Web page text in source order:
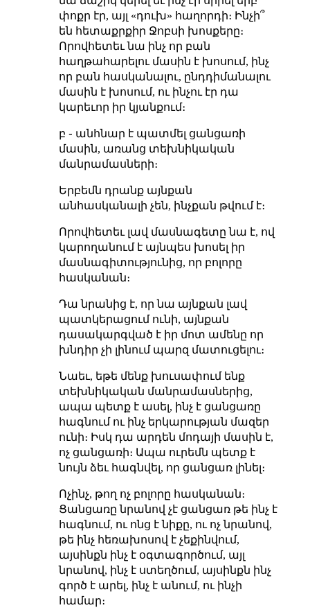
փոքր էր, այլ «դուխ» հաղորդի։ Ինչի՞
են հետաքրքիր Ջոբսի խոսքերը։
Որովհետեւ նա ինչ որ բան
հաղթահարելու մասին է խոսում, ինչ
որ բան հասկանալու, ընդդիմանալու
մասին է խոսում, ու ինչու էր դա
կարեւոր իր կյանքում։
բ ֊ անհնար է պատմել ցանցառի
մասին, առանց տեխնիկական
մանրամասների։
Երբեմն դրանք այնքան
անհասկանալի չեն, ինչքան թվում է։
Որովհետեւ լավ մասնագետը նա է, ով
կարողանում է այնպես խոսել իր
մասնագիտությունից, որ բոլորը
հասկանան։
Դա նրանից է, որ նա այնքան լավ
պատկերացում ունի, այնքան
դասակարգված է իր մոտ ամենը որ
խնդիր չի լինում պարզ մատուցելու։
Նաեւ, եթե մենք խուսափում ենք
տեխնիկական մանրամասներից,
ապա պետք է ասել, ինչ է ցանցառը
հագնում ու ինչ երկարության մազեր
ունի։ Իսկ դա արդեն մոդայի մասին է,
ոչ ցանցառի։ Ապա ուրեմն պետք է
նույն ձեւ հագնվել, որ ցանցառ լինել։
Ոչինչ, թող ոչ բոլորը հասկանան։
Ցանցառը նրանով չէ ցանցառ թե ինչ է
հագնում, ու ոնց է նիքը, ու ոչ նրանով,
թե ինչ հեռախոսով է չեքինվում,
այսինքն ինչ է օգտագործում, այլ
նրանով, ինչ է ստեղծում, այսինքն ինչ
գործ է արել, ինչ է անում, ու ինչի
համար։